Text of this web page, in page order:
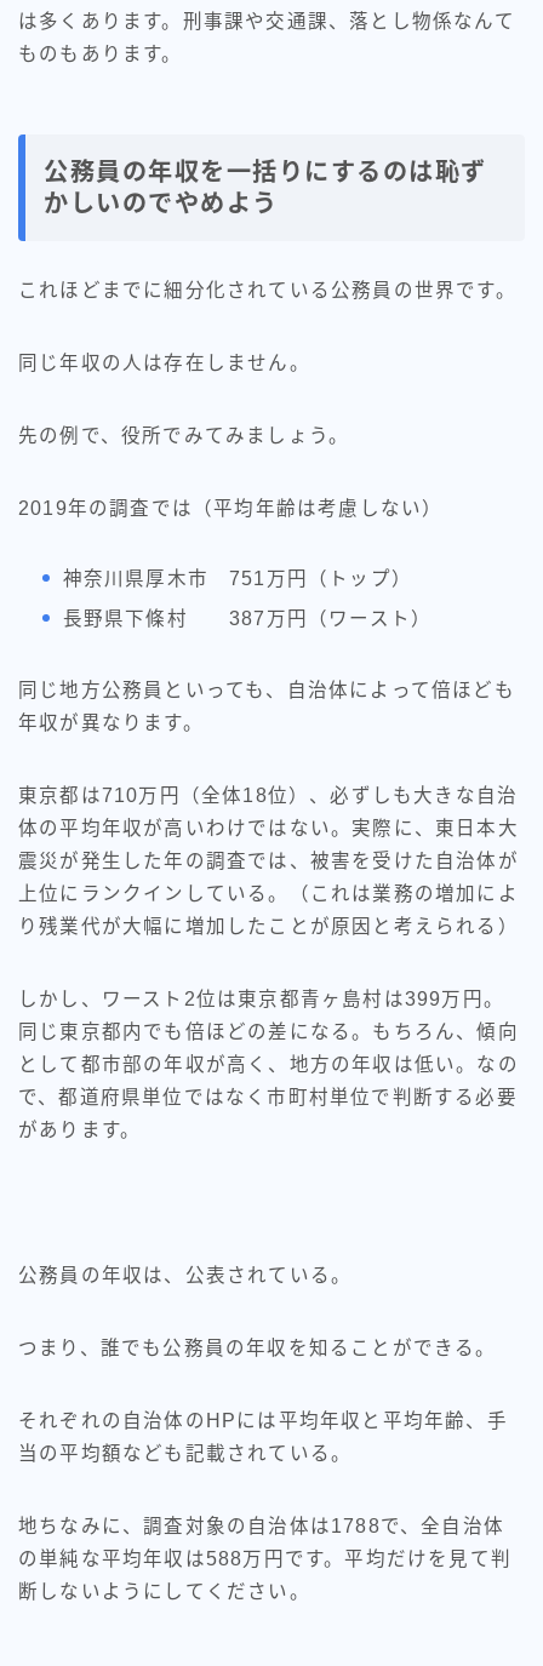
は多くあります。刑事課や交通課、落とし物係なんて
ものもあります。
公務員の年収を一括りにするのは恥ず
かしいのでやめよう
これほどまでに細分化されている公務員の世界です。
同じ年収の人は存在しません。
先の例で、役所でみてみましょう。
2019年の調査では（平均年齢は考慮しない）
神奈川県厚木市 751万円（トップ）
長野県下條村 387万円（ワースト）
同じ地方公務員といっても、自治体によって倍ほども
年収が異なります。
東京都は710万円（全体18位）、必ずしも大きな自治
体の平均年収が高いわけではない。実際に、東日本大
震災が発生した年の調査では、被害を受けた自治体が
上位にランクインしている。（これは業務の増加によ
り残業代が大幅に増加したことが原因と考えられる）
しかし、ワースト2位は東京都青ヶ島村は399万円。
同じ東京都内でも倍ほどの差になる。もちろん、傾向
として都市部の年収が高く、地方の年収は低い。なの
で、都道府県単位ではなく市町村単位で判断する必要
があります。
公務員の年収は、公表されている。
つまり、誰でも公務員の年収を知ることができる。
それぞれの自治体のHPには平均年収と平均年齢、手
当の平均額なども記載されている。
地ちなみに、調査対象の自治体は1788で、全自治体
の単純な平均年収は588万円です。平均だけを見て判
断しないようにしてください。